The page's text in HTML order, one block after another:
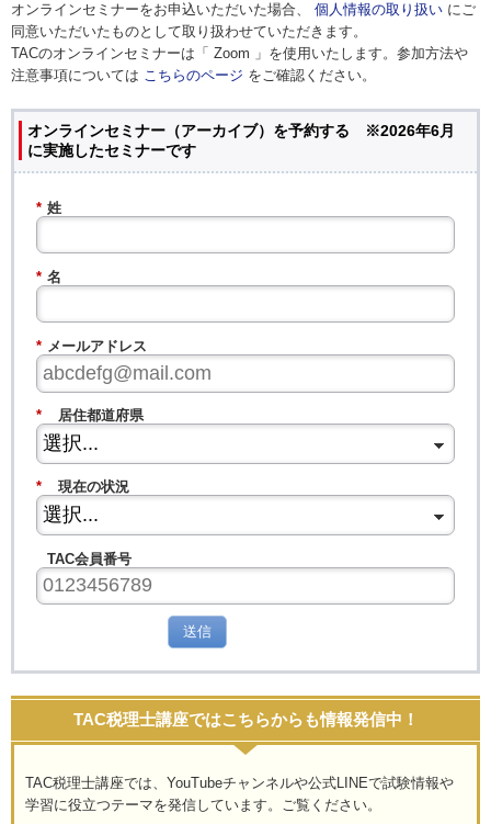
オンラインセミナーをお申込いただいた場合、 個人情報の取り扱い にご
同意いただいたものとして取り扱わせていただきます。
TACのオンラインセミナーは「 Zoom 」を使用いたします。参加方法や
注意事項については こちらのページ をご確認ください。
オンラインセミナー（アーカイブ）を予約する ※2026年6月
に実施したセミナーです
* 姓
* 名
* メールアドレス
* 居住都道府県
* 現在の状況
TAC会員番号
送信
TAC税理士講座ではこちらからも情報発信中！
TAC税理士講座では、YouTubeチャンネルや公式LINEで試験情報や
学習に役立つテーマを発信しています。ご覧ください。